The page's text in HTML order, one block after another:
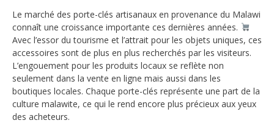
Le marché des porte-clés artisanaux en provenance du Malawi
connaît une croissance importante ces dernières années.
Avec l’essor du tourisme et l’attrait pour les objets uniques, ces
accessoires sont de plus en plus recherchés par les visiteurs.
L’engouement pour les produits locaux se reflète non
seulement dans la vente en ligne mais aussi dans les
boutiques locales. Chaque porte-clés représente une part de la
culture malawite, ce qui le rend encore plus précieux aux yeux
des acheteurs.